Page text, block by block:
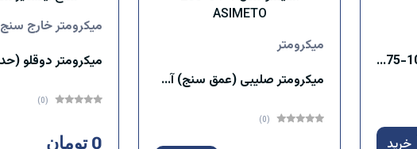
میکرومتر خارج آسیمتو 100-75دقت 0.01
خرید
میکرومتر
میکرومتر صلیبی (عمق سنج) آسیمتو مدل 1-04-205 ASIMETO
(0)
میکرومتر خارج سنج
(0)
0 تومان